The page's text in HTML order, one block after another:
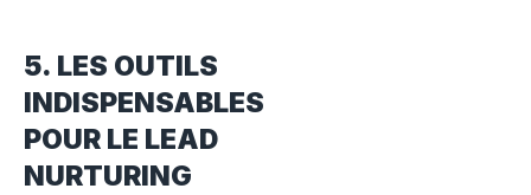
5. LES OUTILS
INDISPENSABLES
POUR LE LEAD
NURTURING